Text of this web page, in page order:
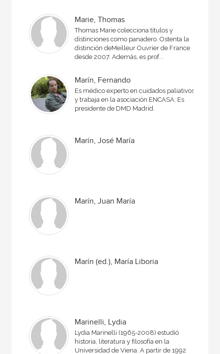
Marie, Thomas
Thomas Marie colecciona títulos y
distinciones como panadero. Ostenta la
distinción deMeilleur Ouvrier de France
desde 2007. Además, es prof...
Marín, Fernando
Es médico experto en cuidados paliativos
y trabaja en la asociación ENCASA. Es
presidente de DMD Madrid.
Marín, José María
Marín, Juan María
Marín (ed.), María Liboria
Marinelli, Lydia
Lydia Marinelli (1965-2008) estudió
historia, literatura y filosofía en la
Universidad de Viena. A partir de 1992